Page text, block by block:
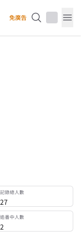
免廣告
記錄總人數
27
追番中人數
2